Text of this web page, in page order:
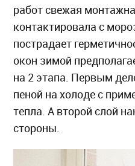
работ свежая
контактировала с
пострадает
окон зимой
на 2 этапа. Первым
пеной на холоде с
тепла. А второй слой
стороны.